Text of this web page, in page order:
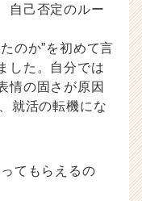
自己否定のルー
のか”を初めて言
した。自分では
情の固さが原因
就活の転機にな
てもらえるの